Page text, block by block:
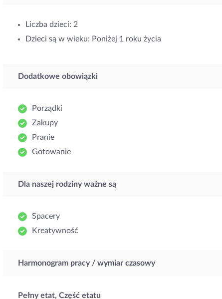
Liczba dzieci: 2
Dzieci są w wieku: Poniżej 1 roku życia
Dodatkowe obowiązki
Porządki
Zakupy
Pranie
Gotowanie
Dla naszej rodziny ważne są
Spacery
Kreatywność
Harmonogram pracy / wymiar czasowy
Pełny etat, Część etatu